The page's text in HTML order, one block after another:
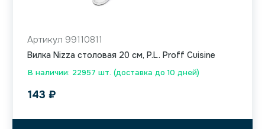
В наличии: 22957 шт. (доставка до 10 дней)
Артикул 99110811
Вилка Nizza столовая 20 см, P.L. Proff Cuisine
143 ₽